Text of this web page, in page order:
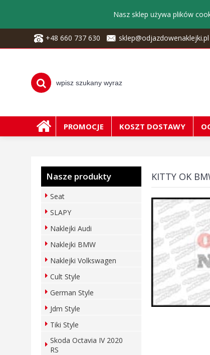
Nasz sklep używa plików
+48 660 737 630 sklep@odjazdowenaklejki.pl
PROMOCJE KOSZT DOSTAWY
Nasze produkty
Seat
SLAPY
Naklejki Audi
Naklejki BMW
Naklejki Volkswagen
Cult Style
German Style
Jdm Style
Tiki Style
Skoda Octavia IV 2020
RS
KITTY OK